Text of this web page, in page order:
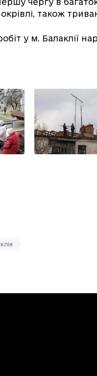
також
у м. Балаклії